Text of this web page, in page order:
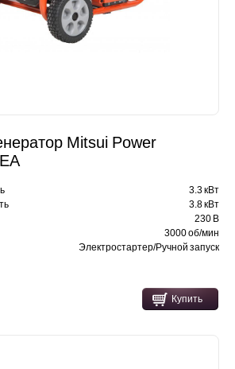
Mitsui Power
3.3 кВт
3.8 кВт
230 В
3000 об/мин
Электростартер/Ручной запуск
Купить